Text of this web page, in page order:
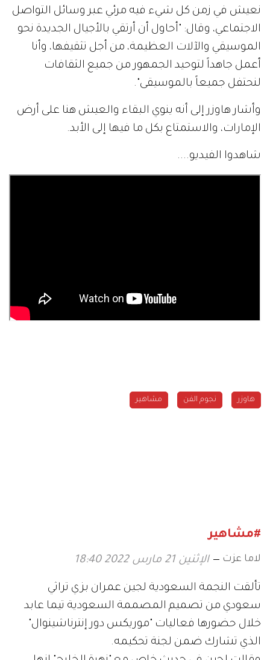
نعيش في زمن كل شيء فيه مرئي عبر وسائل التواصل
الاجتماعي، وقال: "أحاول أن أرتقي بالأجيال الجديدة نحو
الموسيقي والآلات العظيمة، من أجل تثقيفها، وأنا
أعمل جاهداً لتوحيد الجمهور من جميع الثقافات
لنحتفل جميعاً بالموسيقى".
وأشار هاوزر إلى أنه ينوي البقاء والعيش هنا على أرض
الإمارات، والاستمتاع بكل ما فيها إلى الأبد.
شاهدوا الفيديو....
هاوزر نجوم الفن مشاهير
#مشاهير
لاما عزت الإثنين 21 مارس 2022 18:40
تألقت النجمة السعودية لجين عمران بزي تراثي
سعودي من تصميم المصممة السعودية تيما عابد
خلال حضورها فعاليات "موريكس دور إنترناشينوال"
الذي تشارك ضمن لجنة تحكيمه.